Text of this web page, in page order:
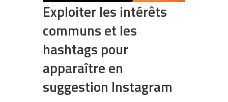
Exploiter les intérêts
communs et les
hashtags pour
apparaître en
suggestion Instagram